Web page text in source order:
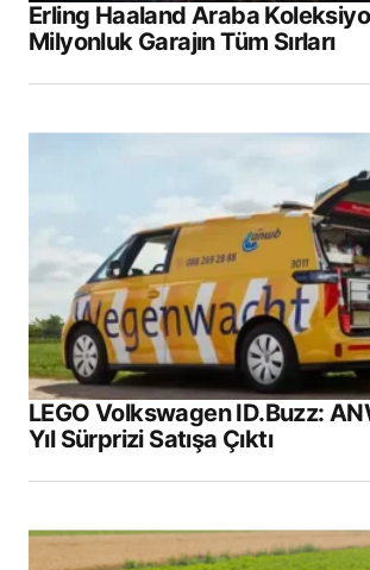
Erling Haaland Araba
Milyonluk Garajın Tüm Sırları
LEGO Volkswagen ID.Buzz:
Yıl Sürprizi Satışa Çıktı